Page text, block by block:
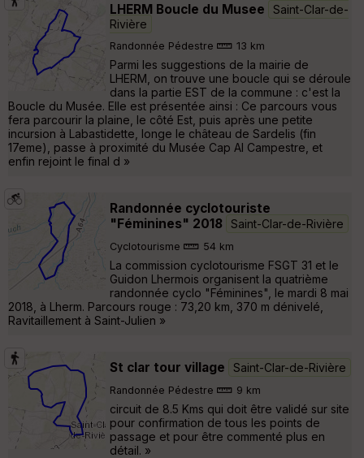
LHERM Boucle du Musee
Saint-Clar-de-
Rivière
Randonnée Pédestre 13 km
Parmi les suggestions de la mairie de
LHERM, on trouve une boucle qui se déroule
dans la partie EST de la commune : c'est la
Boucle du Musée. Elle est présentée ainsi : Ce parcours vous
fera parcourir la plaine, le côté Est, puis après une petite
incursion à Labastidette, longe le château de Sardelis (fin
17eme), passe à proximité du Musée Cap Al Campestre, et
enfin rejoint le final d »
Randonnée cyclotouriste
"Féminines" 2018
Saint-Clar-de-Rivière
Cyclotourisme 54 km
La commission cyclotourisme FSGT 31 et le
Guidon Lhermois organisent la quatrième
randonnée cyclo "Féminines", le mardi 8 mai
2018, à Lherm. Parcours rouge : 73,20 km, 370 m dénivelé,
Ravitaillement à Saint-Julien »
St clar tour village Saint-Clar-de-Rivière
Randonnée Pédestre 9 km
circuit de 8.5 Kms qui doit être validé sur site
pour confirmation de tous les points de
passage et pour être commenté plus en
détail. »